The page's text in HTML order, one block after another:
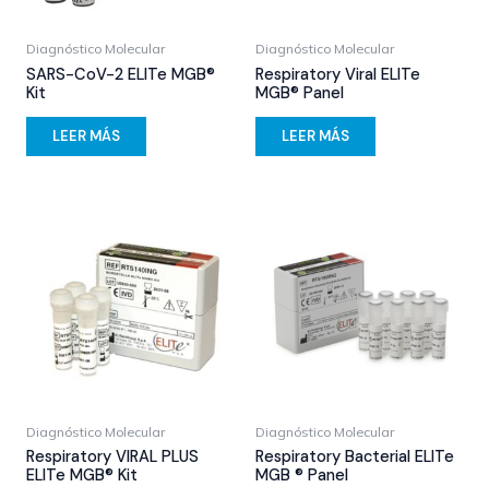
Diagnóstico Molecular
SARS-CoV-2 ELITe MGB®
Kit
LEER MÁS
Diagnóstico Molecular
Respiratory Viral ELITe
MGB® Panel
LEER MÁS
Diagnóstico Molecular
Respiratory VIRAL PLUS
ELITe MGB® Kit
Diagnóstico Molecular
Respiratory Bacterial ELITe
MGB ® Panel